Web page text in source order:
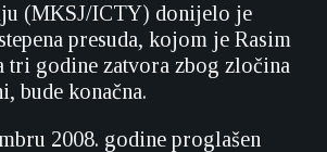
(MKSJ/ICTY) donijelo je
presuda, kojom je Rasim
tri godine zatvora zbog zločina
bude konačna.
2008. godine proglašen